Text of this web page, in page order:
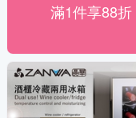
滿1件享88折